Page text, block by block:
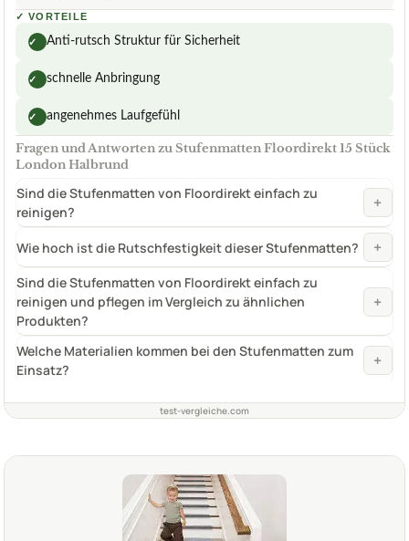
✓ VORTEILE
✓ Anti-rutsch Struktur für Sicherheit
✓ schnelle Anbringung
✓ angenehmes Laufgefühl
Fragen und Antworten zu Stufenmatten Floordirekt 15 Stück
London Halbrund
Sind die Stufenmatten von Floordirekt einfach zu
reinigen?
+
Wie hoch ist die Rutschfestigkeit dieser Stufenmatten? +
Sind die Stufenmatten von Floordirekt einfach zu
reinigen und pflegen im Vergleich zu ähnlichen
Produkten?
+
Welche Materialien kommen bei den Stufenmatten zum
Einsatz?
+
test-vergleiche.com